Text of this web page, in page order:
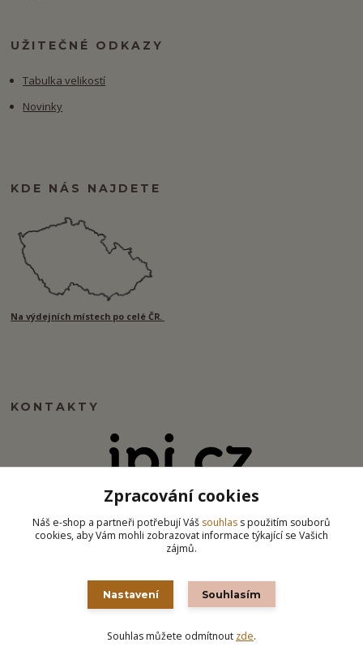
UŽITEČNÉ ODKAZY
Tabulka velikostí
Novinky
KDE NÁS NAJDETE
Na výdejních místech po celé ČR.
KONTAKTY
info@ipj.cz
Vytvořeno na Eshop-rychle.cz
Zpracování cookies
Náš e-shop a partneři potřebují Váš souhlas s použitím souborů
cookies, aby Vám mohli zobrazovat informace týkající se Vašich
zájmů.
Nastavení Souhlasím
Souhlas můžete odmítnout zde.